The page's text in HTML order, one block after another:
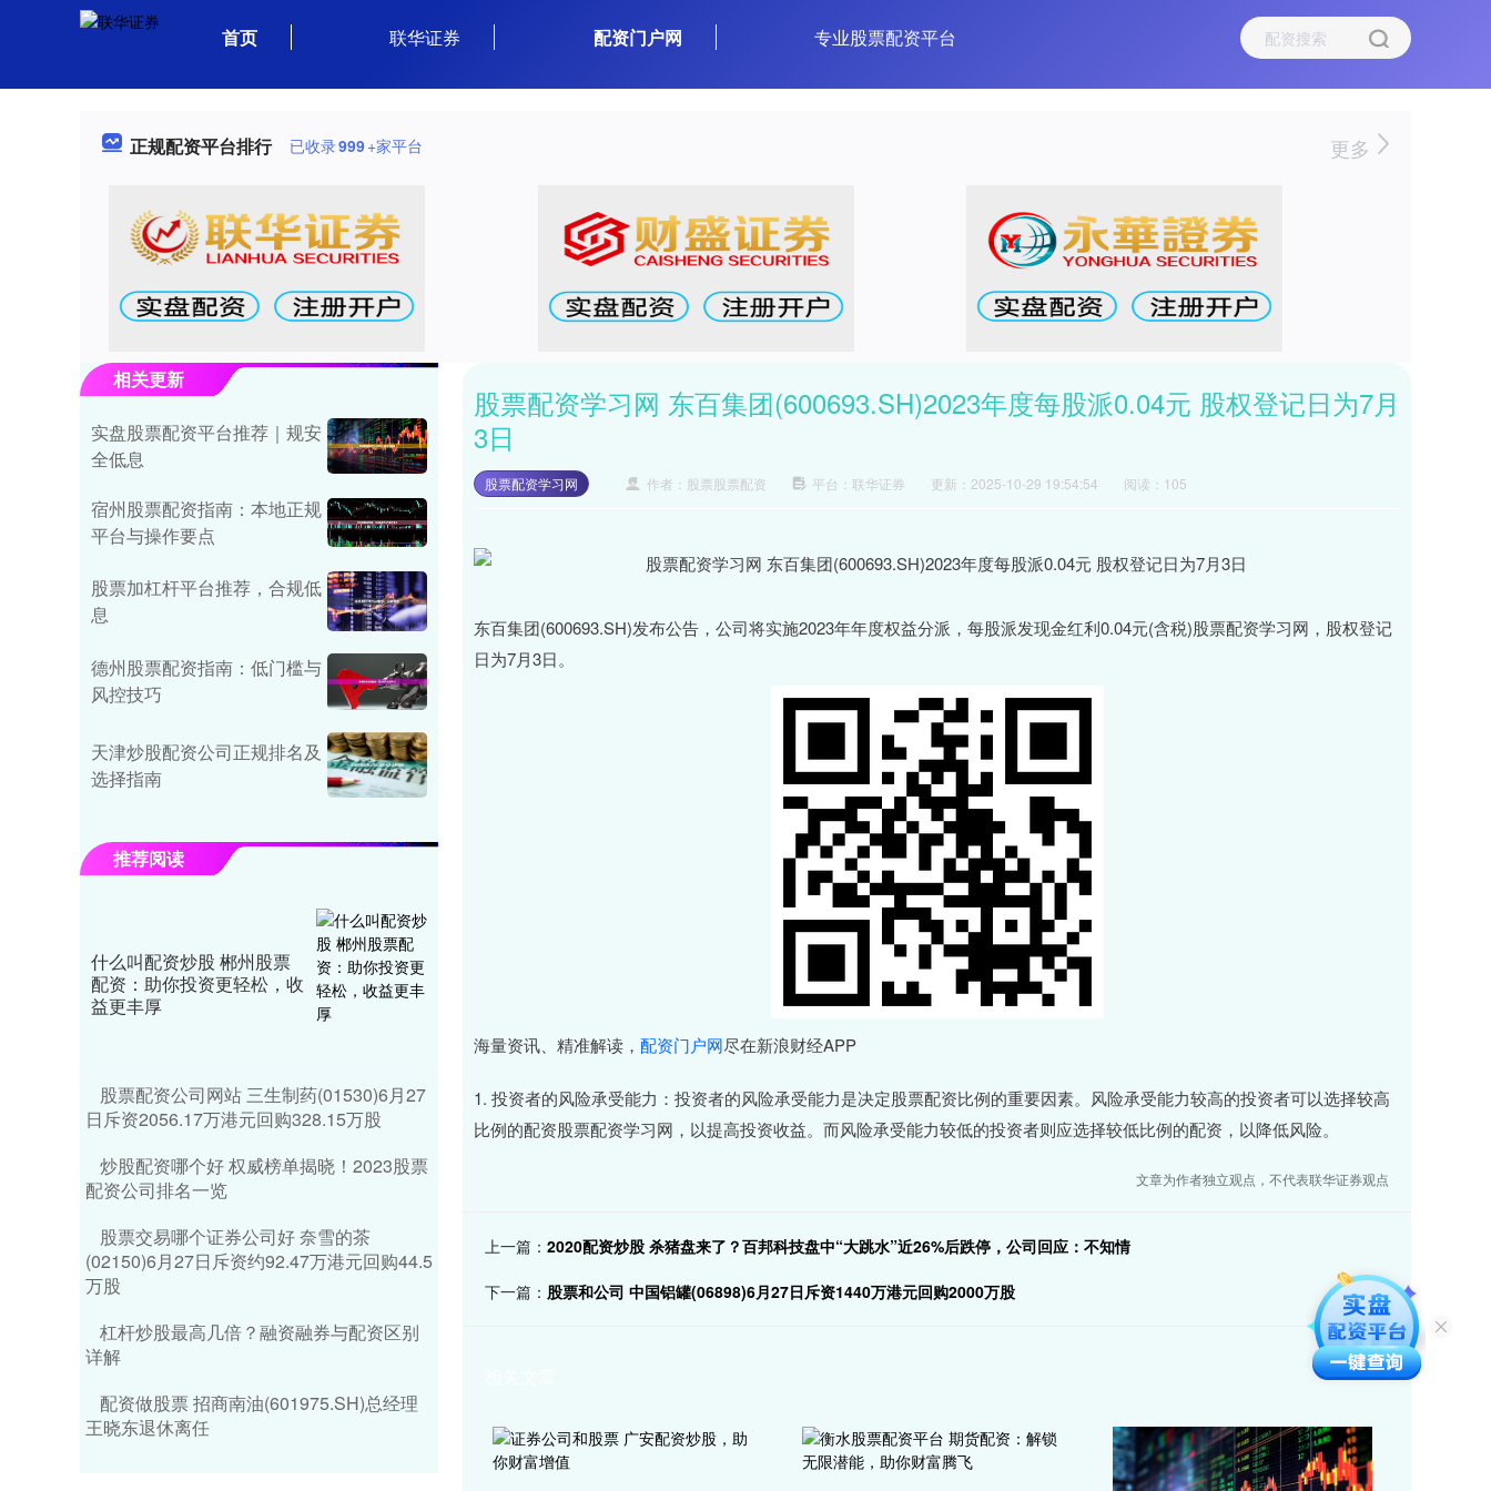
首页 联华证券 配资门户网 专业股票配资平台
正规配资平台排行 已收录999+家平台 更多
股票配资学习网 东百集团(600693.SH)2023年度每股派0.04元 股权登记日为7月
3日
股票配资学习网 作者：股票股票配资 平台：联华证券 更新：2025-10-29 19:54:54 阅读：105
东百集团(600693.SH)发布公告，公司将实施2023年年度权益分派，每股派发现金红利0.04元(含税)股票配资学习网，股权登记
日为7月3日。
海量资讯、精准解读， 配资门户网尽在新浪财经APP
1. 投资者的风险承受能力：投资者的风险承受能力是决定股票配资比例的重要因素。风险承受能力较高的投资者可以选择较高
比例的配资股票配资学习网，以提高投资收益。而风险承受能力较低的投资者则应选择较低比例的配资，以降低风险。
文章为作者独立观点，不代表联华证券观点
上一篇： 2020配资炒股 杀猪盘来了？百邦科技盘中“大跳水”近26%后跌停，公司回应：不知情
下一篇： 股票和公司 中国铝罐(06898)6月27日斥资1440万港元回购2000万股
相关更新
实盘股票配资平台推荐｜规安
全低息
宿州股票配资指南：本地正规
平台与操作要点
股票加杠杆平台推荐，合规低
息
德州股票配资指南：低门槛与
风控技巧
天津炒股配资公司正规排名及
选择指南
推荐阅读
什么叫配资炒股 郴州股票
配资：助你投资更轻松，收
益更丰厚
股票配资公司网站 三生制药(01530)6月27
日斥资2056.17万港元回购328.15万股
炒股配资哪个好 权威榜单揭晓！2023股票
配资公司排名一览
股票交易哪个证券公司好 奈雪的茶
(02150)6月27日斥资约92.47万港元回购44.5
万股
杠杆炒股最高几倍？融资融券与配资区别
详解
配资做股票 招商南油(601975.SH)总经理
王晓东退休离任